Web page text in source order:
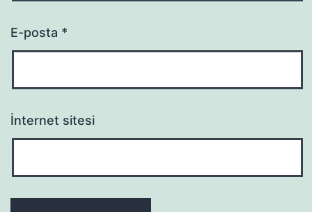
E-posta *
İnternet sitesi